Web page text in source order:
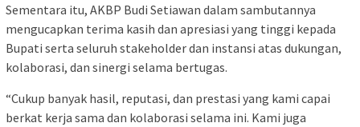
Sementara itu, AKBP Budi Setiawan dalam sambutannya
mengucapkan terima kasih dan apresiasi yang tinggi kepada
Bupati serta seluruh stakeholder dan instansi atas dukungan,
kolaborasi, dan sinergi selama bertugas.
“Cukup banyak hasil, reputasi, dan prestasi yang kami capai
berkat kerja sama dan kolaborasi selama ini. Kami juga